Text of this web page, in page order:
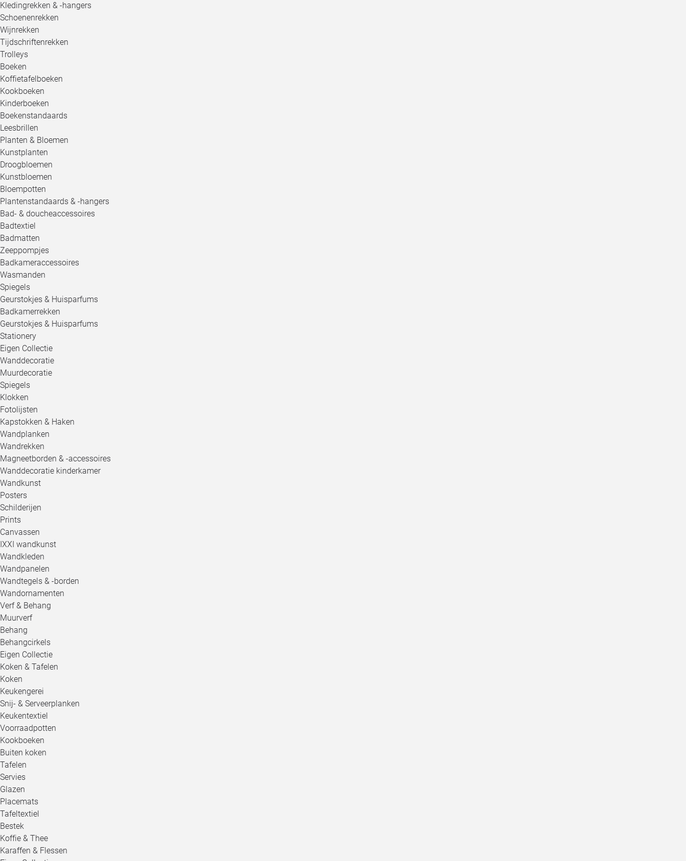
Kledingrekken & -hangers
Schoenenrekken
Wijnrekken
Tijdschriftenrekken
Trolleys
Boeken
Koffietafelboeken
Kookboeken
Kinderboeken
Boekenstandaards
Leesbrillen
Planten & Bloemen
Kunstplanten
Droogbloemen
Kunstbloemen
Bloempotten
Plantenstandaards & -hangers
Bad- & doucheaccessoires
Badtextiel
Badmatten
Zeeppompjes
Badkameraccessoires
Wasmanden
Spiegels
Geurstokjes & Huisparfums
Badkamerrekken
Geurstokjes & Huisparfums
Stationery
Eigen Collectie
Wanddecoratie
Muurdecoratie
Spiegels
Klokken
Fotolijsten
Kapstokken & Haken
Wandplanken
Wandrekken
Magneetborden & -accessoires
Wanddecoratie kinderkamer
Wandkunst
Posters
Schilderijen
Prints
Canvassen
IXXI wandkunst
Wandkleden
Wandpanelen
Wandtegels & -borden
Wandornamenten
Verf & Behang
Muurverf
Behang
Behangcirkels
Eigen Collectie
Koken & Tafelen
Koken
Keukengerei
Snij- & Serveerplanken
Keukentextiel
Voorraadpotten
Kookboeken
Buiten koken
Tafelen
Servies
Glazen
Placemats
Tafeltextiel
Bestek
Koffie & Thee
Karaffen & Flessen